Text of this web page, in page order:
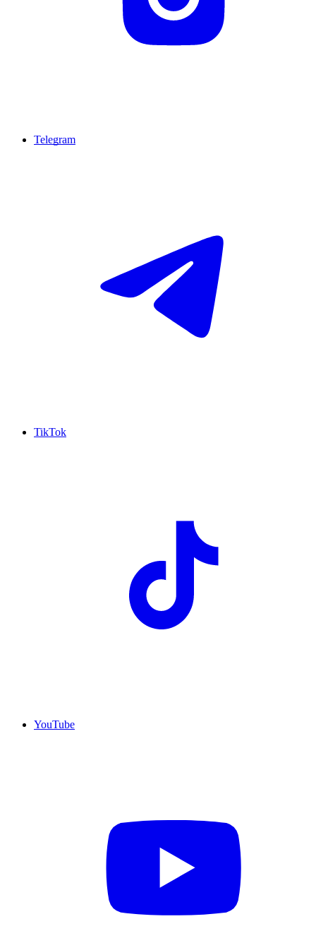
Telegram
TikTok
YouTube